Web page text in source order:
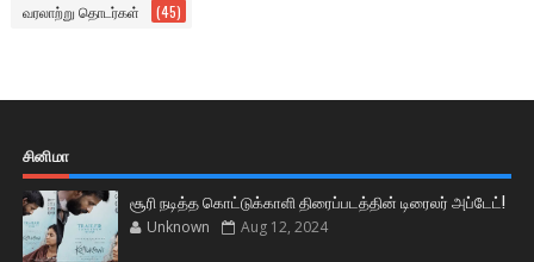
வரலாற்று தொடர்கள் (45)
சினிமா
சூரி நடித்த கொட்டுக்காளி திரைப்படத்தின் டிரைலர் அப்டேட்!
Unknown Aug 12, 2024